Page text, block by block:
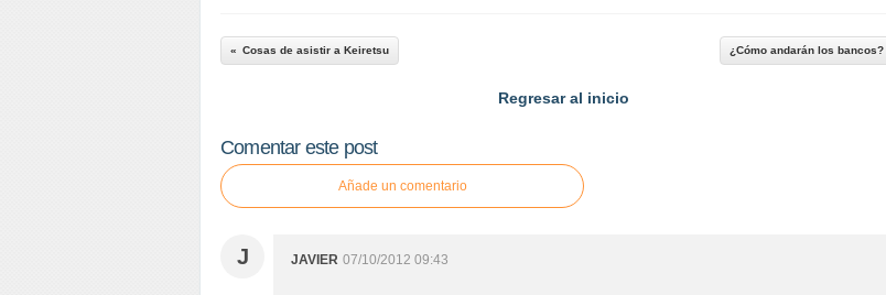
Cosas de asistir a Keiretsu ¿Cómo andarán los bancos?
Regresar al inicio
Comentar este post
Añade un comentario
J JAVIER 07/10/2012 09:43